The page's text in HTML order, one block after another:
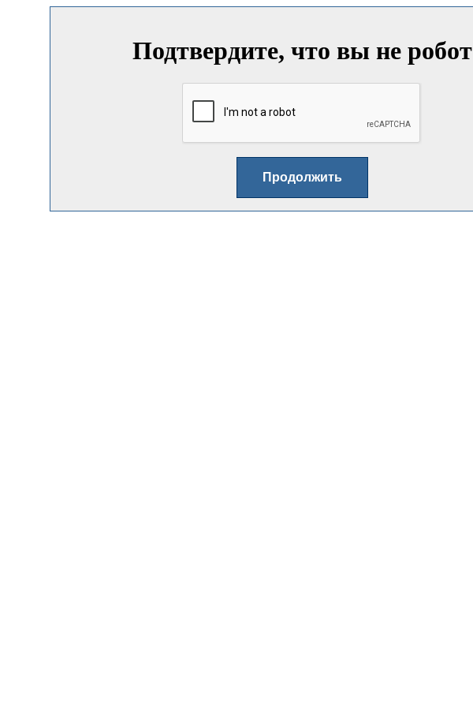
Подтвердите, что вы не робот
Продолжить